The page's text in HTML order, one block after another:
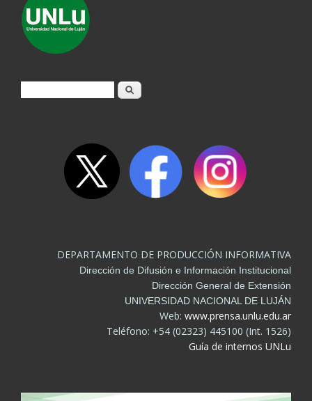
Formulario de búsqueda
Buscar
DEPARTAMENTO DE PRODUCCIÓN INFORMATIVA
Dirección de Difusión e Información Institucional
Dirección General de Extensión
UNIVERSIDAD NACIONAL DE LUJÁN
Web: www.prensa.unlu.edu.ar
Teléfono: +54 (02323) 445100 (Int. 1526)
Guía de internos UNLu